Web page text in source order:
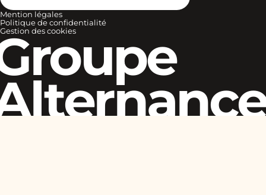
Mention légales
Politique de confidentialité
Gestion des cookies